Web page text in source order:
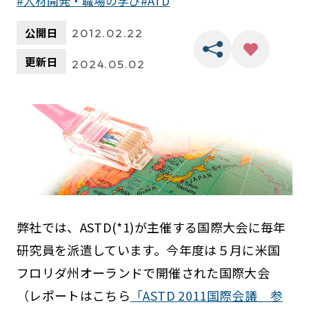
公開日 2012.02.22
更新日 2024.05.02
弊社では、ASTD(*1)が主催する国際大会に毎年
研究員を派遣しています。今年度は５月に米国
フロリダ州オーランドで開催された国際大会
（レポートはこちら 「ASTD 2011国際会議 参